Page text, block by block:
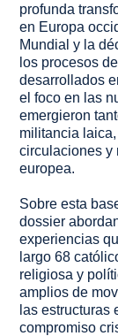
profunda
en Europa
Mundial y la
los procesos
desarrollados
el foco en las
emergieron
militancia
circulaciones y
europea.
Sobre esta
dossier
experiencias
largo 68
religiosa y
amplios de
las estructuras
compromiso